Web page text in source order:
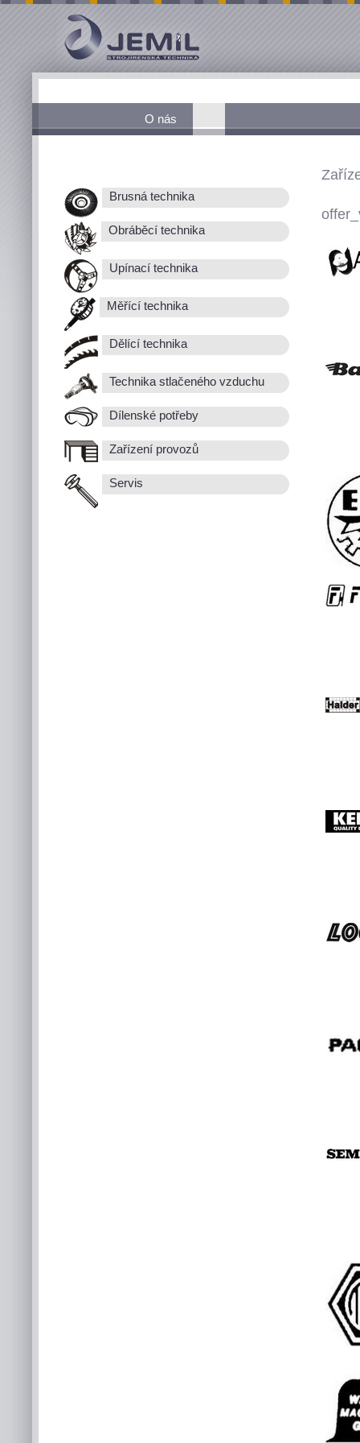
O nás
Brusná technika
Obráběcí technika
Upínací technika
Měřící technika
Dělící technika
Technika stlačeného vzduchu
Dílenské potřeby
Zařízení provozů
Servis